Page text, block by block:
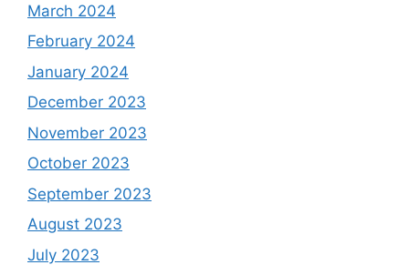
March 2024
February 2024
January 2024
December 2023
November 2023
October 2023
September 2023
August 2023
July 2023